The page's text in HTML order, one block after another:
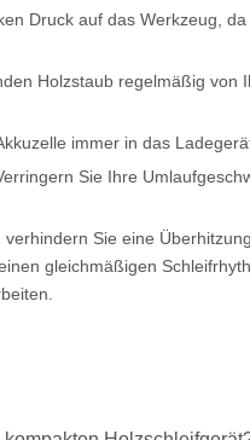
Druck auf das Werkzeug,
Holzstaub regelmäßig von
immer in das
Sie Ihre
Sie eine
gleichmäßigen